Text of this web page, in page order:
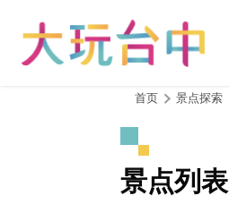
首页 景点探索
景点列表